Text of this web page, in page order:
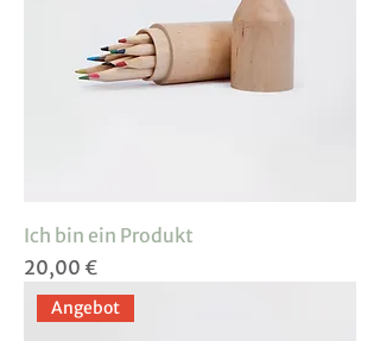
Ich bin ein Produkt
Preis
20,00 €
Angebot